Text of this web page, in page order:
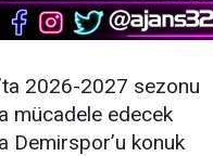
2026-2027 sezonu
mücadele edecek
Demirspor’u konuk